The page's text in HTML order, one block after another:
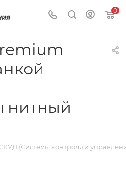
0
СКУД (Системы контроля и